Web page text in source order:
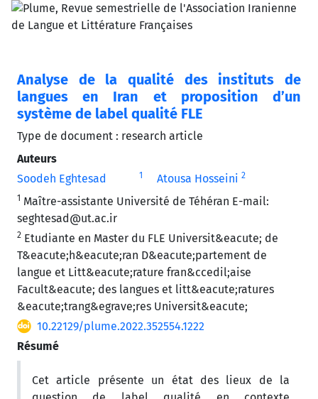
Analyse de la qualité des instituts de
langues en Iran et proposition d’un
système de label qualité FLE
Type de document : research article
Auteurs
Soodeh Eghtesad
1 Atousa Hosseini 2
1 Maître-assistante Université de Téhéran E-mail:
seghtesad@ut.ac.ir
2 Etudiante en Master du FLE Universit&eacute; de
T&eacute;h&eacute;ran D&eacute;partement de
langue et Litt&eacute;rature fran&ccedil;aise
Facult&eacute; des langues et litt&eacute;ratures
&eacute;trang&egrave;res Universit&eacute;
10.22129/plume.2022.352554.1222
Résumé
Cet article présente un état des lieux de la